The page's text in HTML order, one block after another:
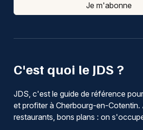
C'est quoi le JDS ?
JDS, c'est le guide de référence
et profiter à Cherbourg-en-Cotentin.
restaurants, bons plans : on
Je m'abonne